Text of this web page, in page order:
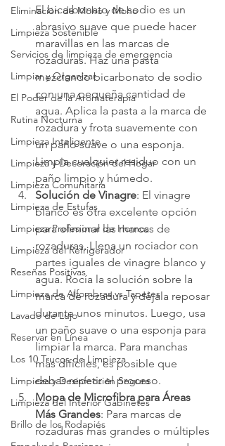
Eliminación de Moho y Moho
Limpieza Sostenible
Servicios de limpieza de emergencia
Limpiar y Organizar
El Poder de la Aromaterapia
Rutina Nocturna
Limpieza Inteligente
Limpieza y Decoración del Hogar
Limpieza Comunitaria
Limpieza de Estufas
Limpieza Profesional de Hornos
Limpieza del Refrigerador
Reseñas Positivas
Limpieza de Alfombras vs Tapetes
Lavado de Lujo
Reservar en Línea
Los 10 Trucos de Limpieza
Limpieza y Desinfección Segura
Limpieza del Interior Gabinetes
Brillo de los Rodapiés
El bicarbonato de sodio es un
abrasivo suave que puede hacer
maravillas en las marcas de
rozaduras. Haz una pasta
mezclando bicarbonato de sodio
con una pequeña cantidad de
agua. Aplica la pasta a la marca de
rozadura y frota suavemente con
un paño suave o una esponja.
Limpia cualquier residuo con un
paño limpio y húmedo.
Solución de Vinagre: El vinagre
blanco es otra excelente opción
para eliminar las marcas de
rozaduras. Llena un rociador con
partes iguales de vinagre blanco y
agua. Rocía la solución sobre la
marca de rozadura y déjala reposar
durante unos minutos. Luego, usa
un paño suave o una esponja para
limpiar la marca. Para manchas
más difíciles, es posible que
debas repetir el proceso.
Mopa de Microfibra para Áreas
Más Grandes: Para marcas de
rozaduras más grandes o múltiples